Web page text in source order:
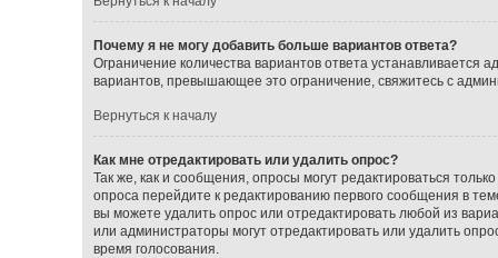
Почему я не могу добавить больше вариантов ответа?
Ограничение количества вариантов ответа
вариантов, превышающее это ограничение, свяжитесь с
Вернуться к началу
Как мне отредактировать или удалить опрос?
Так же, как и сообщения, опросы могут редактироваться
опроса перейдите к редактированию первого сообщения в
вы можете удалить опрос или отредактировать любой из
или администраторы могут отредактировать или удалить
время голосования.